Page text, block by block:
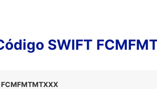
SWIFT
FCMFMTMTXXX